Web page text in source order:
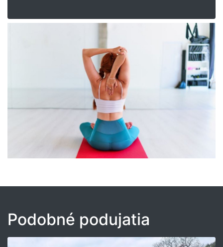
Podobné podujatia